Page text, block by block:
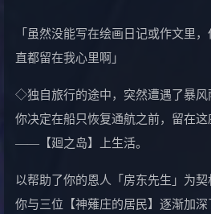
「虽然没能写在绘画日记或作文里
直都留在我心里啊」
◇独自旅行的途中，突然遭遇了暴风
你决定在船只恢复通航之前，留在
——【廻之岛】上生活。
以帮助了你的恩人「房东先生」为契
你与三位【神薙庄的居民】逐渐加深